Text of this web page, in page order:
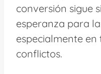
conversión sigue
esperanza para
especialmente en
conflictos.